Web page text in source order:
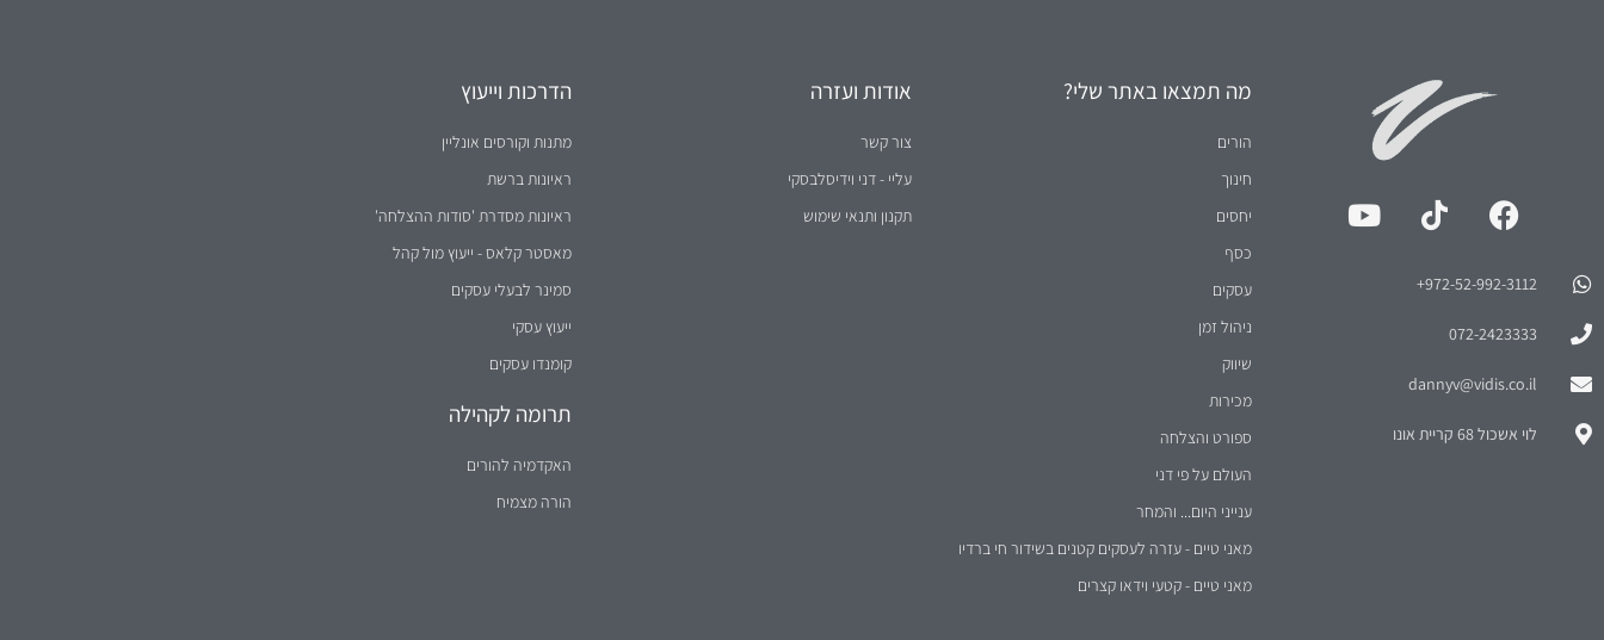
072-2423333
dannyv@vidis.co.il
לוי אשכול 68 קריית אונו
הורים
חינוך
יחסים
כסף
עסקים
ניהול זמן
שיווק
מכירות
ספורט והצלחה
העולם על פי דני
ענייני היום... והמחר
מאני טיים - עזרה לעסקים קטנים בשידור חי ברדיו
מאני טיים - קטעי וידאו קצרים
צור קשר
עליי - דני וידיסלבסקי
תקנון ותנאי שימוש
מתנות וקורסים אונליין
ראיונות ברשת
ראיונות מסדרת 'סודות ההצלחה'
מאסטר קלאס - ייעוץ מול קהל
סמינר לבעלי עסקים
ייעוץ עסקי
קומנדו עסקים
תרומה לקהילה
האקדמיה להורים
הורה מצמיח